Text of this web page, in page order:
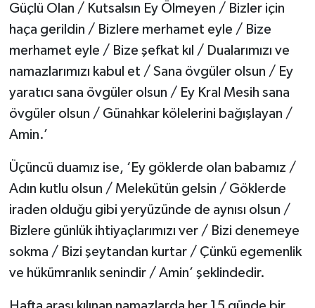
Güçlü Olan / Kutsalsın Ey Ölmeyen / Bizler için
haça gerildin / Bizlere merhamet eyle / Bize
merhamet eyle / Bize şefkat kıl / Dualarımızı ve
namazlarımızı kabul et / Sana övgüler olsun / Ey
yaratıcı sana övgüler olsun / Ey Kral Mesih sana
övgüler olsun / Günahkar kölelerini bağışlayan /
Amin.’
Üçüncü duamız ise, ‘Ey göklerde olan babamız /
Adın kutlu olsun / Melekütün gelsin / Göklerde
iraden olduğu gibi yeryüzünde de aynısı olsun /
Bizlere günlük ihtiyaçlarımızı ver / Bizi denemeye
sokma / Bizi şeytandan kurtar / Çünkü egemenlik
ve hükümranlık senindir / Amin’ şeklindedir.